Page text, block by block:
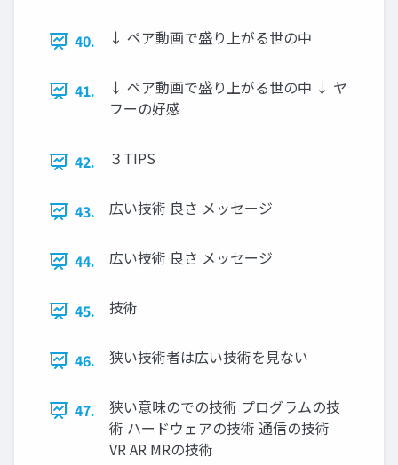
40. ↓ ペア動画で盛り上がる世の中
41.
↓ ペア動画で盛り上がる世の中 ↓ ヤ
フーの好感
42. ３TIPS
43. 広い技術 良さ メッセージ
44. 広い技術 良さ メッセージ
45. 技術
46. 狭い技術者は広い技術を⾒ない
47.
狭い意味のでの技術 プログラムの技
術 ハードウェアの技術 通信の技術
VR AR MRの技術